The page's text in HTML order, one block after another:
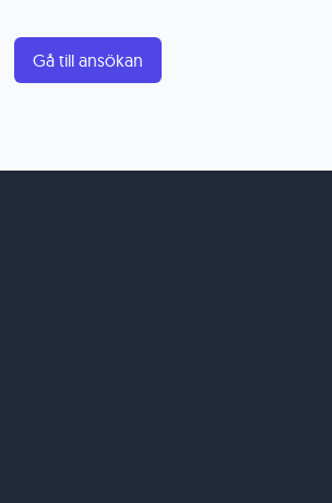
Gå till ansökan